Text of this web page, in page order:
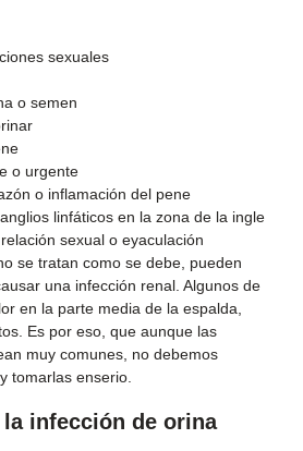
sexuales
o semen
o urgente
o inflamación del pene
linfáticos en la zona de la ingle
sexual o eyaculación
se tratan como se debe, pueden
una infección renal. Algunos de
en la parte media de la espalda,
Es por eso, que aunque las
muy comunes, no debemos
tomarlas enserio.
infección de orina